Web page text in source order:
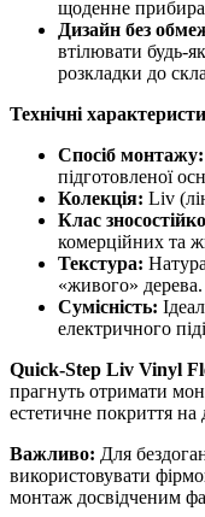
щоденне
Дизайн без
втілювати будь-
розкладки до
Технічні
Спосіб монтажу:
підготовленої
Колекція: Liv
Клас
комерційних та
Текстура:
«живого» дерева.
Сумісність:
електричного
Quick-Step Liv Vinyl
прагнуть отримати
естетичне покриття на
Важливо: Для
використовувати
монтаж досвідченим